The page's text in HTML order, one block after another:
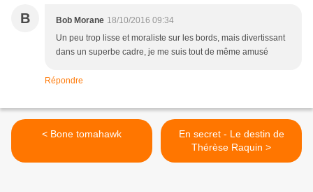
B Bob Morane 18/10/2016 09:34
Un peu trop lisse et moraliste sur les bords, mais divertissant
dans un superbe cadre, je me suis tout de même amusé
Répondre
< Bone tomahawk
En secret - Le destin de
Thérèse Raquin >